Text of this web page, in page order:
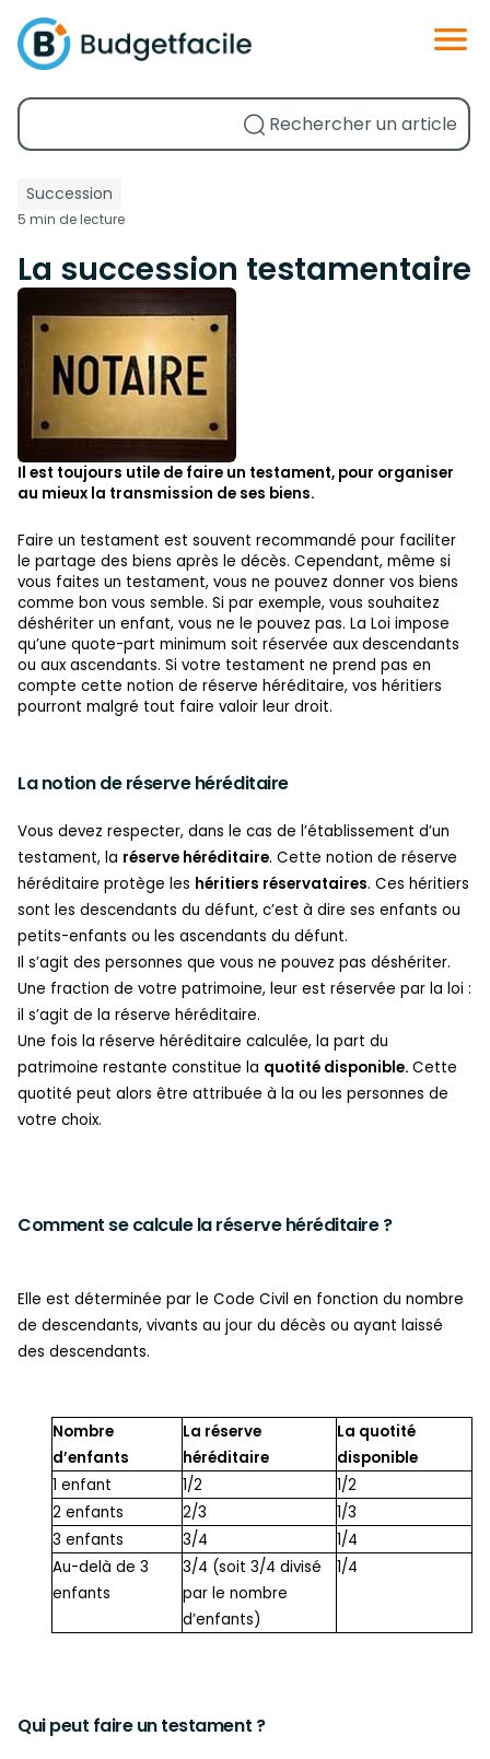
Succession
5 min de lecture
La succession testamentaire
Il est toujours utile de faire un testament, pour organiser
au mieux la transmission de ses biens.
Faire un testament est souvent recommandé pour faciliter
le partage des biens après le décès. Cependant, même si
vous faites un testament, vous ne pouvez donner vos biens
comme bon vous semble. Si par exemple, vous souhaitez
déshériter un enfant, vous ne le pouvez pas. La Loi impose
qu’une quote-part minimum soit réservée aux descendants
ou aux ascendants. Si votre testament ne prend pas en
compte cette notion de réserve héréditaire, vos héritiers
pourront malgré tout faire valoir leur droit.
La notion de réserve héréditaire
Vous devez respecter, dans le cas de l’établissement d’un
testament, la réserve héréditaire. Cette notion de réserve
héréditaire protège les héritiers réservataires. Ces héritiers
sont les descendants du défunt, c’est à dire ses enfants ou
petits-enfants ou les ascendants du défunt.
Il s’agit des personnes que vous ne pouvez pas déshériter.
Une fraction de votre patrimoine, leur est réservée par la loi :
il s’agit de la réserve héréditaire.
Une fois la réserve héréditaire calculée, la part du
patrimoine restante constitue la quotité disponible. Cette
quotité peut alors être attribuée à la ou les personnes de
votre choix.
Comment se calcule la réserve héréditaire ?
Elle est déterminée par le Code Civil en fonction du nombre
de descendants, vivants au jour du décès ou ayant laissé
des descendants.
Nombre
d’enfants
La réserve
héréditaire
La quotité
disponible
1 enfant
1/2
1/2
2 enfants
2/3
1/3
3 enfants
3/4
1/4
Au-delà de 3
enfants
3/4 (soit 3/4 divisé
par le nombre
d’enfants)
1/4
Qui peut faire un testament ?